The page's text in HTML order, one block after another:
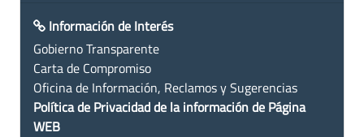
Información de Interés
Gobierno Transparente
Carta de Compromiso
Oficina de Información, Reclamos y Sugerencias
Política de Privacidad de la información de Página
WEB